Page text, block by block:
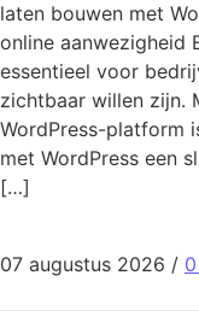
laten bouwen met
online aanwezigheid
essentieel voor
zichtbaar willen zijn.
WordPress-platform
met WordPress een
[…]
07 augustus 2026 /